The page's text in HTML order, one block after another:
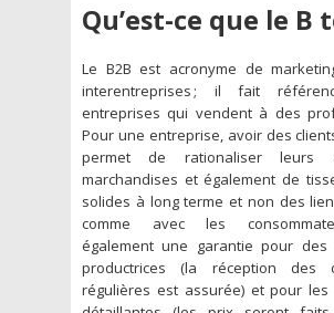
Qu’est-ce que le B
Le B2B est acronyme de
interentreprises ; il fait
entreprises qui vendent à des
Pour une entreprise, avoir des
permet de rationaliser leurs
marchandises et également de
solides à long terme et non des
comme avec les
également une garantie pour des
productrices (la réception des
régulières est assurée) et pour les